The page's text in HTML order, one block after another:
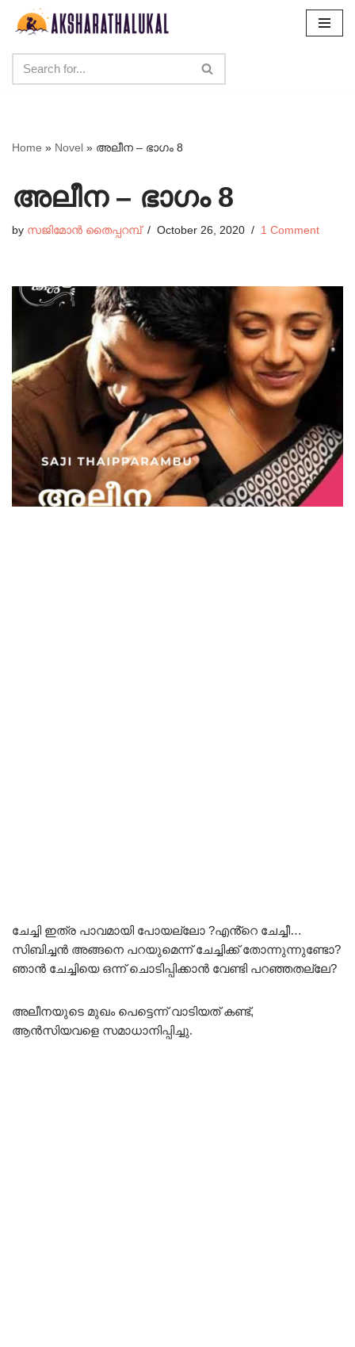
content
Home » Novel » അലീന – ഭാഗം 8
അലീന – ഭാഗം 8
by സജിമോൻ തൈപ്പറമ്പ് October 26, 2020 1 Comment
ചേച്ചി ഇത്ര പാവമായി പോയല്ലോ ?എൻ്റെ ചേച്ചീ…
സിബിച്ചൻ അങ്ങനെ പറയുമെന്ന് ചേച്ചിക്ക് തോന്നുന്നുണ്ടോ?
ഞാൻ ചേച്ചിയെ ഒന്ന് ചൊടിപ്പിക്കാൻ വേണ്ടി പറഞ്ഞതല്ലേ?
അലീനയുടെ മുഖം പെട്ടെന്ന് വാടിയത് കണ്ട്,
ആൻസിയവളെ സമാധാനിപ്പിച്ചു.